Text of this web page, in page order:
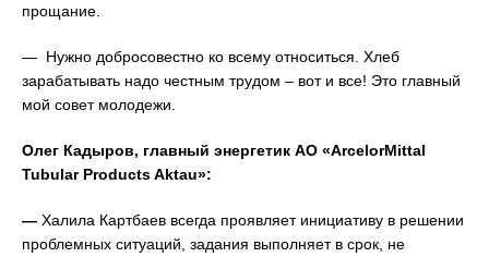
прощание.
— Нужно добросовестно ко всему относиться. Хлеб
зарабатывать надо честным трудом – вот и все! Это главный
мой совет молодежи.
Олег Кадыров, главный энергетик АО «ArcelorMittal
Tubular ProductsAktau»:
— Халила Картбаев всегда проявляет инициативу в решении
проблемных ситуаций, задания выполняет в срок, не